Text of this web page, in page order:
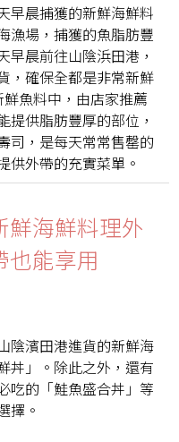
早晨捕獲的新鮮海鮮料
漁場，捕獲的魚脂肪豐
早晨前往山陰浜田港，
，確保全都是非常新鮮
魚料中，由店家推薦
提供脂肪豐厚的部位，
司，是每天常常售罄的
供外帶的充實菜單。
鮮海鮮料理外
也能享用
陰濱田港進貨的新鮮海
丼」。除此之外，還有
吃的「鮭魚盛合丼」等
擇。